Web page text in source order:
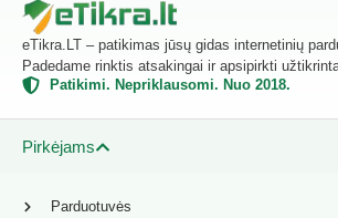
eTikra.LT – patikimas jūsų gidas internetinių
Padedame rinktis atsakingai ir apsipirkti
Patikimi. Nepriklausomi. Nuo 2018.
Pirkėjams
Parduotuvės